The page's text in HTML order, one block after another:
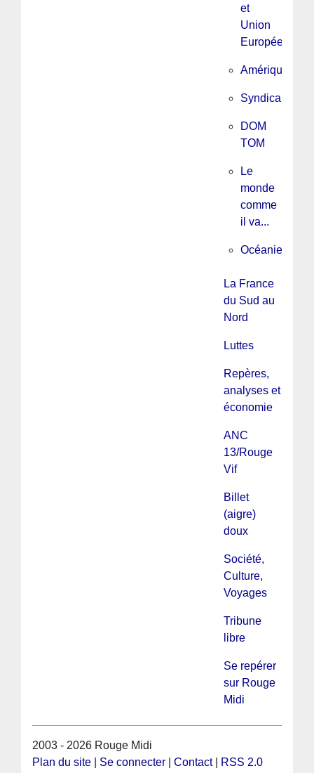
et
Union
Européenne
Amérique
Syndicalisme
DOM
TOM
Le
monde
comme
il va...
Océanie
La France
du Sud au
Nord
Luttes
Repères,
analyses et
économie
ANC
13/Rouge
Vif
Billet
(aigre)
doux
Société,
Culture,
Voyages
Tribune
libre
Se repérer
sur Rouge
Midi
2003 - 2026 Rouge Midi
Plan du site
Se connecter |Contact| RSS 2.0